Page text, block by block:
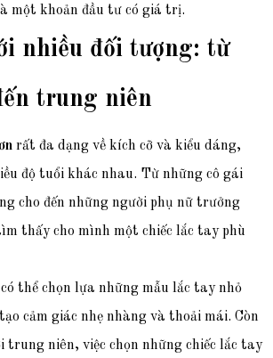
một khoản đầu tư có giá trị.
nhiều đối tượng: từ
trung niên
rất đa dạng về kích cỡ và kiểu dáng,
độ tuổi khác nhau. Từ những cô gái
cho đến những người phụ nữ trưởng
thấy cho mình một chiếc lắc tay phù
thể chọn lựa những mẫu lắc tay nhỏ
cảm giác nhẹ nhàng và thoải mái. Còn
trung niên, việc chọn những chiếc lắc tay